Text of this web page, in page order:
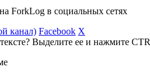
ForkLog в социальных сетях
канал) Facebook X
Выделите ее и нажмите